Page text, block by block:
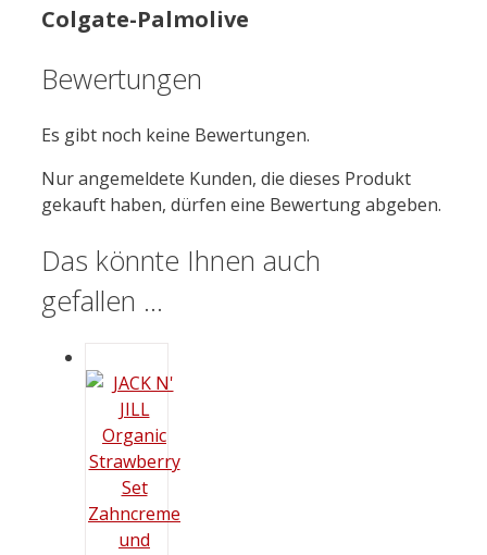
Colgate-Palmolive
Bewertungen
Es gibt noch keine Bewertungen.
Nur angemeldete Kunden, die dieses Produkt
gekauft haben, dürfen eine Bewertung abgeben.
Das könnte Ihnen auch
gefallen …